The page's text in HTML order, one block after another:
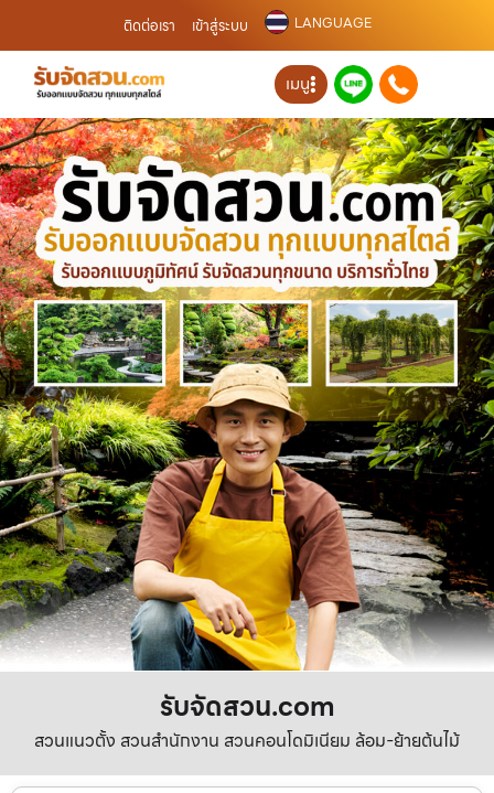
ติดต่อเรา เข้าสู่ระบบ LANGUAGE
เมนู
รับจัดสวน.com
สวนแนวตั้ง สวนสำนักงาน สวนคอนโดมิเนียม ล้อม-ย้ายต้นไม้